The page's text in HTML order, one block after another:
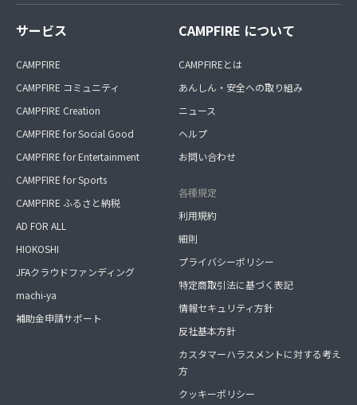
サービス
CAMPFIRE
CAMPFIRE コミュニティ
CAMPFIRE Creation
CAMPFIRE for Social Good
CAMPFIRE for Entertainment
CAMPFIRE for Sports
CAMPFIRE ふるさと納税
AD FOR ALL
HIOKOSHI
JFAクラウドファンディング
machi-ya
補助金申請サポート
CAMPFIRE について
CAMPFIREとは
あんしん・安全への取り組み
ニュース
ヘルプ
お問い合わせ
各種規定
利用規約
細則
プライバシーポリシー
特定商取引法に基づく表記
情報セキュリティ方針
反社基本方針
カスタマーハラスメントに対する考え
方
クッキーポリシー